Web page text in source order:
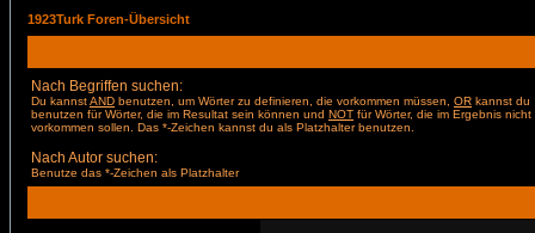
1923Turk Foren-Übersicht
Nach Begriffen suchen:
Du kannstAND benutzen, um Wörter zu definieren, die vorkommen müssen, OR kannst du
benutzen für Wörter, die im Resultat sein können und NOT für Wörter, die im Ergebnis nicht
vorkommen sollen. Das *-Zeichen kannst du als Platzhalter benutzen.
Nach Autor suchen:
Benutze das *-Zeichen als Platzhalter